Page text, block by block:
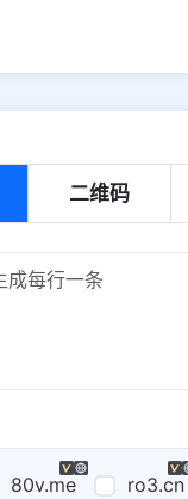
二维码
80v.me ro3.cn